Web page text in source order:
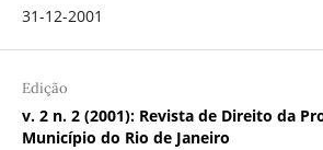
31-12-2001
Edição
v. 2 n. 2 (2001): Revista de Direito da
Município do Rio de Janeiro